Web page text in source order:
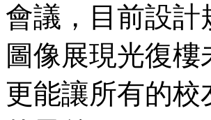
會議，目前設
圖像展現光復
更能讓所有的